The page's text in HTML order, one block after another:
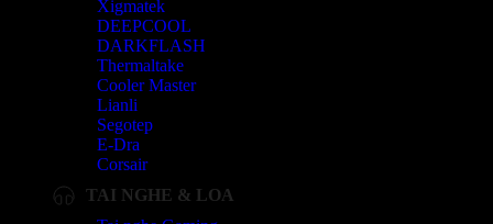
Xigmatek
DEEPCOOL
DARKFLASH
Thermaltake
Cooler Master
Lianli
Segotep
E-Dra
Corsair
TAI NGHE & LOA